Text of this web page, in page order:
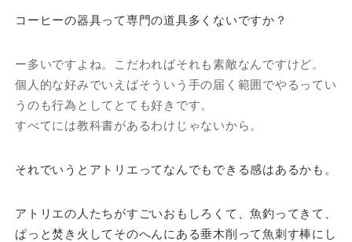
コーヒーの器具って専門の道具多くないですか？
ー多いですよね。こだわればそれも素敵なんですけど。
個人的な好みでいえばそういう手の届く範囲でやるってい
うのも行為としてとても好きです。
すべてには教科書があるわけじゃないから。
それでいうとアトリエってなんでもできる感はあるかも。
アトリエの人たちがすごいおもしろくて、魚釣ってきて、
ぱっと焚き火してそのへんにある垂木削って魚刺す棒にし